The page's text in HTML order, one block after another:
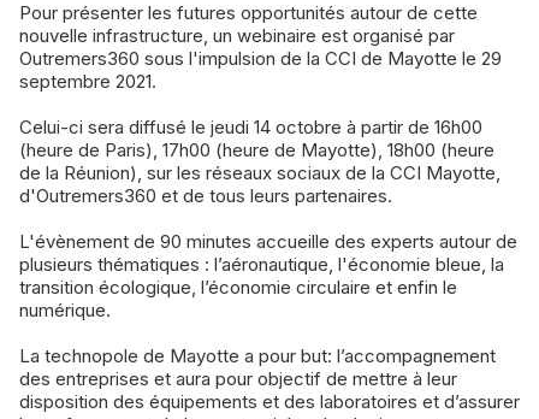
Pour présenter les futures opportunités autour de cette
nouvelle infrastructure, un webinaire est organisé par
Outremers360 sous l'impulsion de la CCI de Mayotte le 29
septembre 2021.
Celui-ci sera diffusé le jeudi 14 octobre à partir de 16h00
(heure de Paris), 17h00 (heure de Mayotte), 18h00 (heure
de la Réunion), sur les réseaux sociaux de la CCI Mayotte,
d'Outremers360 et de tous leurs partenaires.
L'évènement de 90 minutes accueille des experts autour de
plusieurs thématiques : l’aéronautique, l'économie bleue, la
transition écologique, l’économie circulaire et enfin le
numérique.
La technopole de Mayotte a pour but: l’accompagnement
des entreprises et aura pour objectif de mettre à leur
disposition des équipements et des laboratoires et d’assurer